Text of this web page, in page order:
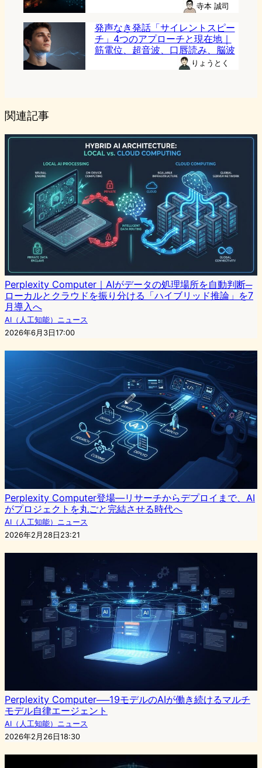
寺本 誠司
発声なき発話「サイレントスピー
チ」4つのアプローチと現在地｜
筋電位、超音波、口唇読み、脳波
りょうとく
関連記事
Perplexity Computer｜AIがデータの処理場所を自動判断─
ローカルとクラウドを振り分ける「ハイブリッド推論」を7
月導入へ
AI（人工知能）ニュース
2026年6月3日17:00
Perplexity Computer登場—リサーチからデプロイまで、AI
がプロジェクトを丸ごと完結させる時代へ
AI（人工知能）ニュース
2026年2月28日23:21
Perplexity Computer──19モデルのAIが働き続けるマルチ
モデル自律エージェント
AI（人工知能）ニュース
2026年2月26日18:30